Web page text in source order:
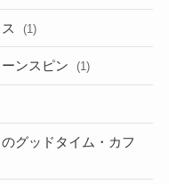
(1)
ンスピン (1)
グッドタイム・カフ